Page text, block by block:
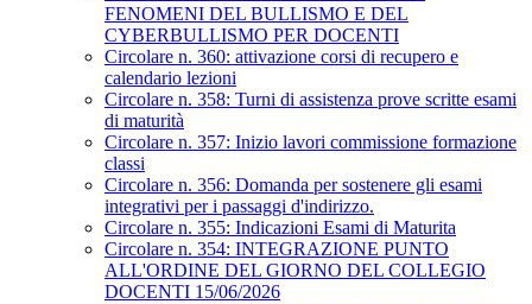
FENOMENI DEL BULLISMO E DEL
CYBERBULLISMO PER DOCENTI
Circolare n. 360: attivazione corsi di recupero e
calendario lezioni
Circolare n. 358: Turni di assistenza prove scritte esami
di maturità
Circolare n. 357: Inizio lavori commissione formazione
classi
Circolare n. 356: Domanda per sostenere gli esami
integrativi per i passaggi d'indirizzo.
Circolare n. 355: Indicazioni Esami di Maturita
Circolare n. 354: INTEGRAZIONE PUNTO
ALL'ORDINE DEL GIORNO DEL COLLEGIO
DOCENTI 15/06/2026